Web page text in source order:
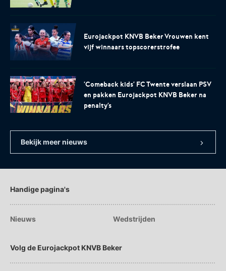
De officiële toernooipagina
voor het EK Futsal 2022.
De digitale leeromgeving van
de KNVB
Eén Tweetje
Eurojackpot KNVB Beker Vrouwen kent
vijf winnaars topscorerstrofee
'Comeback kids' FC Twente verslaan PSV
en pakken Eurojackpot KNVB Beker na
penalty's
Bekijk meer nieuws
Handige pagina's
Nieuws Wedstrijden
Volg de Eurojackpot KNVB Beker